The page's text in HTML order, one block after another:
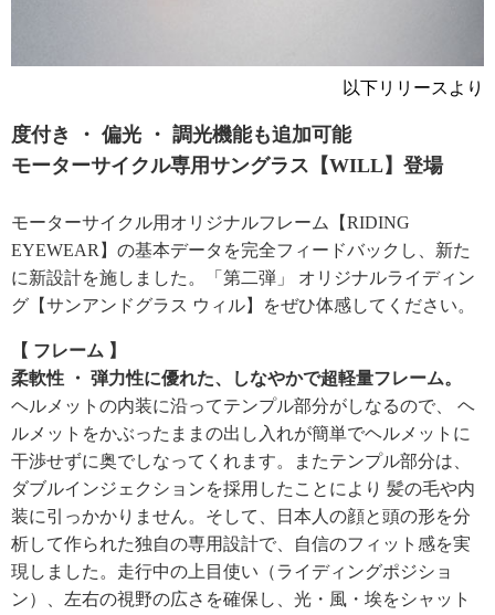
以下リリースより
度付き ・ 偏光 ・ 調光機能も追加可能
モーターサイクル専用サングラス【WILL】登場
モーターサイクル用オリジナルフレーム【RIDING
EYEWEAR】の基本データを完全フィードバックし、新た
に新設計を施しました。「第二弾」 オリジナルライディン
グ【サンアンドグラス ウィル】をぜひ体感してください。
【 フレーム 】
柔軟性 ・ 弾力性に優れた、しなやかで超軽量フレーム。
ヘルメットの内装に沿ってテンプル部分がしなるので、 ヘ
ルメットをかぶったままの出し入れが簡単でヘルメットに
干渉せずに奥でしなってくれます。またテンプル部分は、
ダブルインジェクションを採用したことにより 髪の毛や内
装に引っかかりません。そして、日本人の顔と頭の形を分
析して作られた独自の専用設計で、自信のフィット感を実
現しました。走行中の上目使い（ライディングポジショ
ン）、左右の視野の広さを確保し、光・風・埃をシャット